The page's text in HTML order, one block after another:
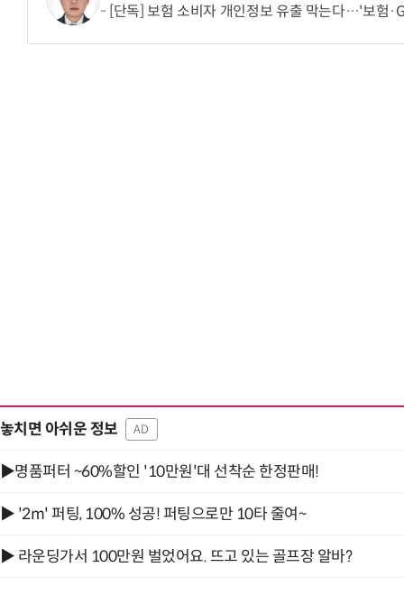
[단독] 보험 소비자 개인정보 유출 막는다…'보험
놓치면 아쉬운 정보 AD
▶명품퍼터 ~60%할인 '10만원'대 선착순 한정판매!
▶ '2m' 퍼팅, 100% 성공! 퍼팅으로만 10타 줄여~
▶ 라운딩가서 100만원 벌었어요. 뜨고 있는 골프장 알바?